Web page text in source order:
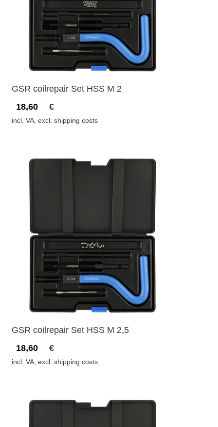
GSR coilrepair Set HSS M 2
18,60
€
incl. VA, excl. shipping costs
GSR coilrepair Set HSS M 2,5
18,60
€
incl. VA, excl. shipping costs